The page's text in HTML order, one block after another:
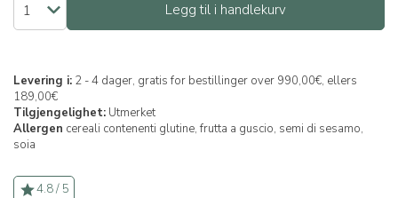
Legg til i handlekurv
Levering i: 2 - 4 dager, gratis for bestillinger over 990,00€, ellers
189,00€
Tilgjengelighet: Utmerket
Allergen cereali contenenti glutine,frutta a guscio, semi di sesamo,
soia
4.8 / 5